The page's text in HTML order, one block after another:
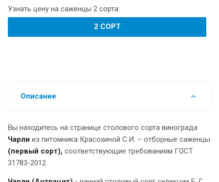
Узнать цену на саженцы 2 сорта:
2 СОРТ
Описание
Вы находитесь на странице столового сорта винограда
Чарли из питомника Красохиной С.И. – отборные саженцы
(первый сорт), соответствующие требованиям ГОСТ
31783-2012.